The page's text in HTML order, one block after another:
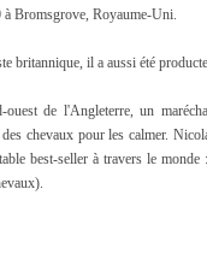
à Bromsgrove, Royaume-Uni.
britannique, il a aussi été
de l'Angleterre, un
chevaux pour les calmer.
best-seller à travers le